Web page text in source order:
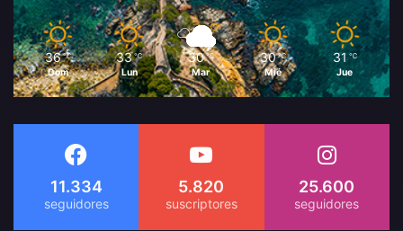
36 ℃
Dom
33 ℃
Lun
30 ℃
Mar
30 ℃
Mié
31 ℃
Jue
11.334 5.820 25.600